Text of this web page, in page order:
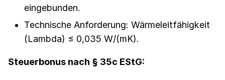
eingebunden.
Technische Anforderung: Wärmeleitfähigkeit
(Lambda) ≤ 0,035 W/(mK).
Steuerbonus nach § 35c EStG: